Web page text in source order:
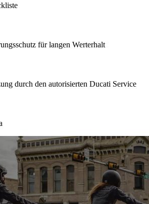
für langen Werterhalt
durch den autorisierten Ducati Service